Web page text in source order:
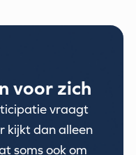
voor zich
vraagt
kijkt dan alleen
soms ook om